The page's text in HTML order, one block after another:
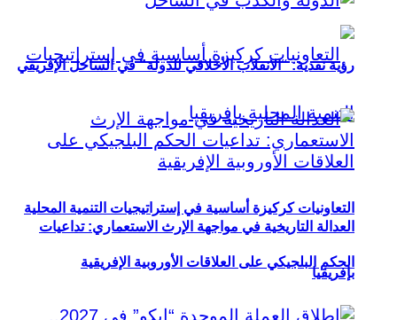
التعاونيات كركيزة أساسية في إستراتيجيات التنمية المحلية
بإفريقيا
رؤية نقدية: “الانقلاب الأخلاقي للدولة” في الساحل الإفريقي
العدالة التاريخية في مواجهة الإرث الاستعماري: تداعيات
الحكم البلجيكي على العلاقات الأوروبية الإفريقية